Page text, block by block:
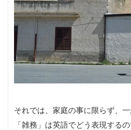
それでは、家庭の事に限らず、
「雑務」は英語でどう表現するの